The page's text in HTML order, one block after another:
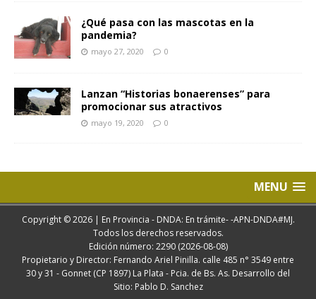
¿Qué pasa con las mascotas en la
pandemia?
mayo 27, 2020 0
Lanzan “Historias bonaerenses” para
promocionar sus atractivos
mayo 19, 2020 0
MENU
Copyright © 2026 | En Provincia - DNDA: En trámite- -APN-DNDA#MJ.
Todos los derechos reservados.
Edición número: 2290 (2026-08-08)
Propietario y Director: Fernando Ariel Pinilla. calle 485 n° 3549 entre
30 y 31 - Gonnet (CP 1897) La Plata - Pcia. de Bs. As. Desarrollo del
Sitio: Pablo D. Sanchez